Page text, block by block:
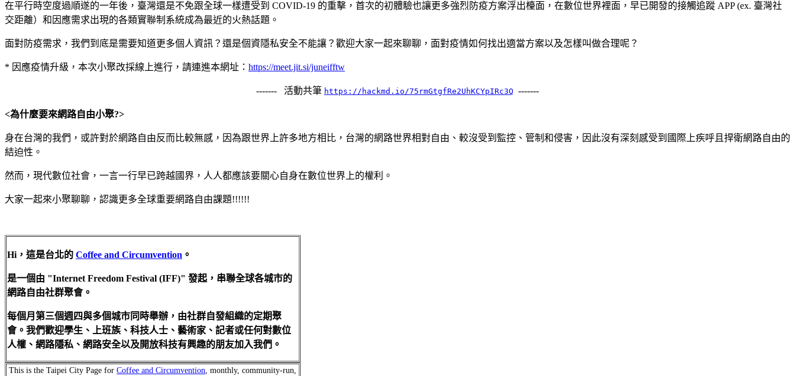
在平行時空度過順遂的一年後，臺灣還是不免跟全球一樣遭受到 COVID-19 的重擊，首次的初體驗也讓更多強烈防疫方案浮出檯面，在數位世界裡面，早已開發的接觸追蹤 APP (ex. 臺灣社
交距離）和因應需求出現的各類實聯制系統成為最近的火熱話題。
面對防疫需求，我們到底是需要知道更多個人資訊？還是個資隱私安全不能讓？歡迎大家一起來聊聊，面對疫情如何找出適當方案以及怎樣叫做合理呢？
* 因應疫情升級，本次小聚改採線上進行，請連進本網址： https://meet.jit.si/juneifftw
------- 活動共筆 https://hackmd.io/75rmGtgfRe2UhKCYpIRc3Q -------
<為什麼要來網路自由小聚?>
身在台灣的我們，或許對於網路自由反而比較無感，因為跟世界上許多地方相比，台灣的網路世界相對自由、較沒受到監控、管制和侵害，因此沒有深刻感受到國際上疾呼且捍衛網路自由的
結迫性。
然而，現代數位社會，一言一行早已跨越國界，人人都應該要關心自身在數位世界上的權利。
大家一起來小聚聊聊，認識更多全球重要網路自由課題!!!!!!
Hi，這是台北的 Coffee and Circumvention 。
是一個由 "Internet Freedom Festival (IFF)" 發起，串聯全球各城市的
網路自由社群聚會。
每個月第三個週四與多個城市同時舉辦，由社群自發組織的定期聚
會。我們歡迎學生、上班族、科技人士、藝術家、記者或任何對數位
人權、網路隱私、網路安全以及開放科技有興趣的朋友加入我們。
This is the Taipei City Page for Coffee and Circumvention, monthly, community-run,